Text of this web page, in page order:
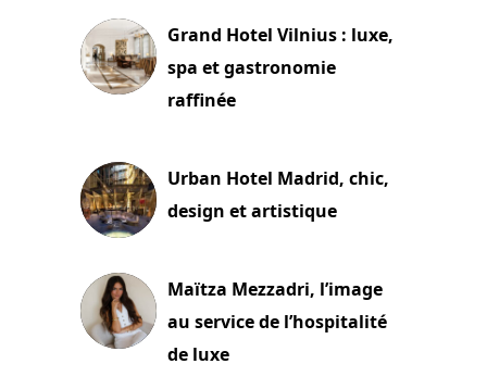
Grand Hotel Vilnius : luxe,
spa et gastronomie
raffinée
Urban Hotel Madrid, chic,
design et artistique
Maïtza Mezzadri, l’image
au service de l’hospitalité
de luxe